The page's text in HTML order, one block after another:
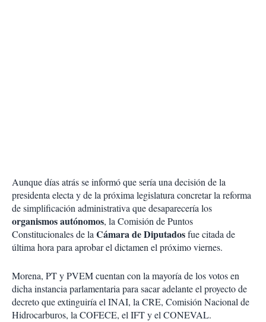
Aunque días atrás se informó que sería una decisión de la
presidenta electa y de la próxima legislatura concretar la reforma
de simplificación administrativa que desaparecería los
organismos autónomos, la Comisión de Puntos
Constitucionales de laCámara de Diputadosfue citada de
última hora para aprobar el dictamen el próximo viernes.
Morena, PT y PVEM cuentan con la mayoría de los votos en
dicha instancia parlamentaria para sacar adelante el proyecto de
decreto que extinguiría el INAI, la CRE, Comisión Nacional de
Hidrocarburos, la COFECE, el IFT y el CONEVAL.